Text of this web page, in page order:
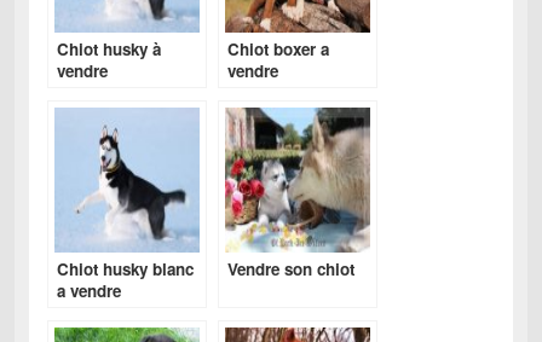
Chiot husky à
vendre
Chiot boxer a
vendre
Chiot husky blanc
a vendre
Vendre son chiot